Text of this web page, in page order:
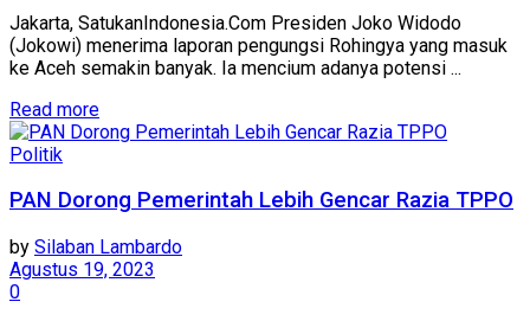
Jakarta, SatukanIndonesia.Com Presiden Joko Widodo
(Jokowi) menerima laporan pengungsi Rohingya yang masuk
ke Aceh semakin banyak. Ia mencium adanya potensi ...
Read more
Politik
PAN Dorong Pemerintah Lebih Gencar Razia TPPO
by Silaban Lambardo
Agustus 19, 2023
0